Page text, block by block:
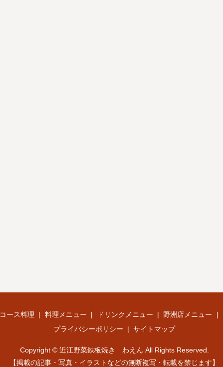
コース料理 料理メニュー ドリンクメニュー 野洲店メニュー
プライバシーポリシー
サイトマップ
Copyright © 近江野菜鉄板焼き わえん All Rights Reserved.
【掲載の記事・写真・イラストなどの無断複写・転載を禁じます】